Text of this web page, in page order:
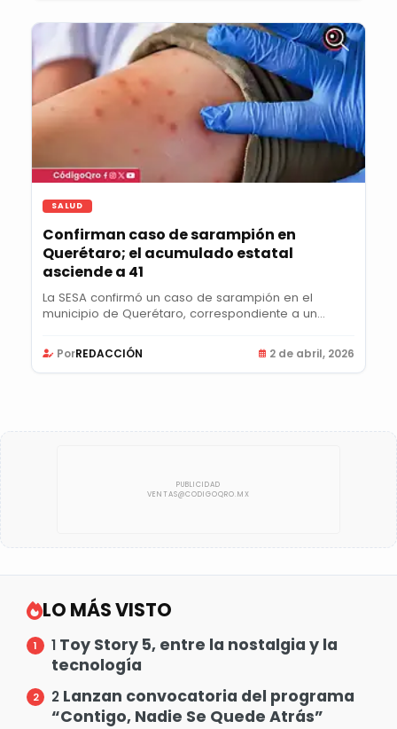
SALUD
Confirman caso de sarampión en
Querétaro; el acumulado estatal
asciende a 41
La SESA confirmó un caso de sarampión en el
municipio de Querétaro, correspondiente a un
PorREDACCIÓN 2 de abril, 2026
LO MÁS VISTO
1 Toy Story 5, entre la nostalgia y la
tecnología
2 Lanzan convocatoria del programa
“Contigo, Nadie Se Quede Atrás”